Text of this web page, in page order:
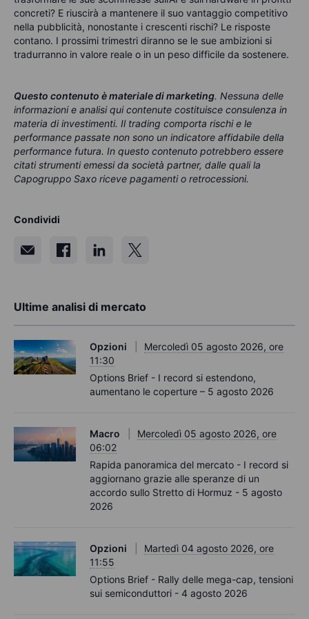
concreti? E riuscirà a mantenere il suo vantaggio competitivo
nella pubblicità, nonostante i crescenti rischi? Le risposte
contano. I prossimi trimestri diranno se le sue ambizioni si
tradurranno in valore reale o in un peso difficile da sostenere.
Questo contenuto è materiale di marketing. Nessuna delle
informazioni e analisi qui contenute costituisce consulenza in
materia di investimenti. Il trading comporta rischi e le
performance passate non sono un indicatore affidabile della
performance futura. In questo contenuto potrebbero essere
citati strumenti emessi da società partner, dalle quali la
Capogruppo Saxo riceve pagamenti o retrocessioni.
Condividi
Ultime analisi di mercato
Opzioni
Mercoledì 05 agosto 2026, ore
11:30
Options Brief - I record si estendono,
aumentano le coperture – 5 agosto 2026
Macro
Mercoledì 05 agosto 2026, ore
06:02
Rapida panoramica del mercato - I record si
aggiornano grazie alle speranze di un
accordo sullo Stretto di Hormuz - 5 agosto
2026
Opzioni
Martedì 04 agosto 2026, ore
11:55
Options Brief - Rally delle mega-cap, tensioni
sui semiconduttori - 4 agosto 2026